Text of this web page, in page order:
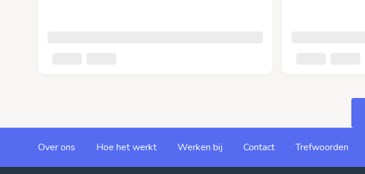
Over ons Hoe het werkt Werken bij Contact Trefwoorden